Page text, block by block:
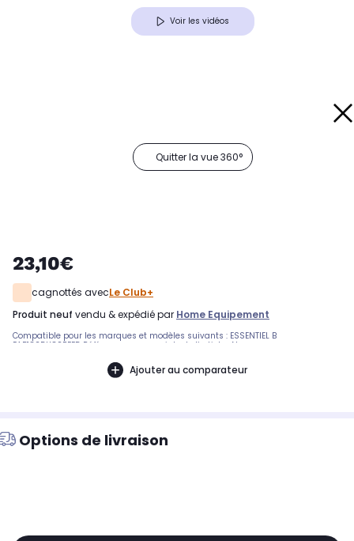
Voir les vidéos
Quitter la vue 360°
23,10€
cagnottés avecLe Club+
produit neuf vendu & expédié par Home Equipement
Compatible pour les marques et modèles suivants : ESSENTIEL B
EAB182DUOSPEED Référence commerciale de l’article : Non
BALAI ESSENTIELB EAB 182 DUOSPEED9003012Ajouter au comparateur
Options de livraison